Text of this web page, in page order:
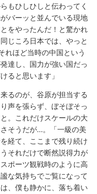
もひしひしと伝わってく
バーッと並んでいる現地
をやったんだ！と驚かれ
じころ日本では、やっと
れほど当時の中国という
達し、国力が強い国だっ
ると思います」
るのが、谷原が担当する
声を張らず、ぼそぼそっ
。これだけスケールの大
そうだが…。「一級の美
経て、ここまで残り続け
それだけで断然説得力が
ポーツ観戦時のように高
な気持ちでご覧になって
、僕も静かに、落ち着い